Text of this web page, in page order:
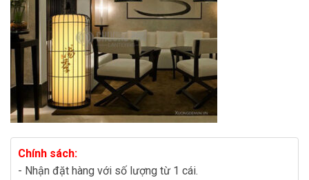
Chính sách:
- Nhận đặt hàng với số lượng từ 1 cái.